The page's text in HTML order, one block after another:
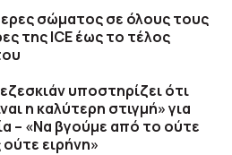
σώματος σε όλους τους
της ICE έως το τέλος
υποστηρίζει ότι
η καλύτερη στιγμή» για
– «Να βγούμε από το ούτε
ειρήνη»